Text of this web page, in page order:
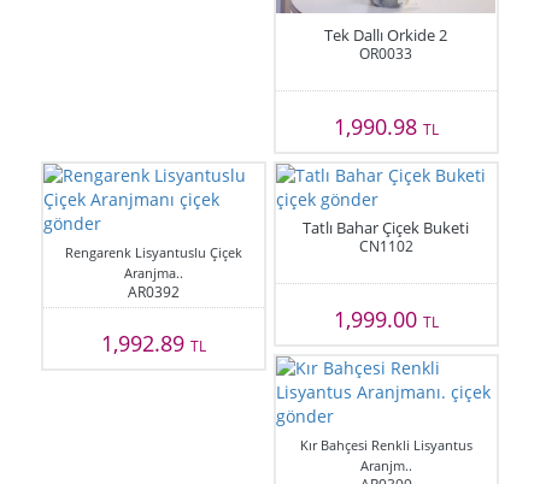
Tek Dallı Orkide 2
OR0033
1,990.98 TL
Rengarenk Lisyantuslu Çiçek
Aranjma..
AR0392
1,992.89TL
Tatlı Bahar Çiçek Buketi
CN1102
1,999.00 TL
Kır Bahçesi Renkli Lisyantus
Aranjm..